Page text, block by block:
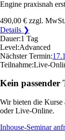
Engine praxisnah
490,00 € zzgl. MwSt.
Details ❯
Dauer:1 Tag
Level:Advanced
Nächster Termin:
Teilnahme:Live-
Kein passender
Wir bieten die Kurse
oder Live-Online.
Inhouse-Seminar